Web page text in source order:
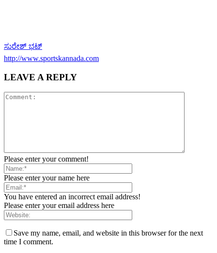
ಸುರೇಶ್ ಭಟ್
http://www.sportskannada.com
LEAVE A REPLY
Please enter your comment!
Please enter your name here
You have entered an incorrect email address!
Please enter your email address here
Save my name, email, and website in this browser for the next
time I comment.